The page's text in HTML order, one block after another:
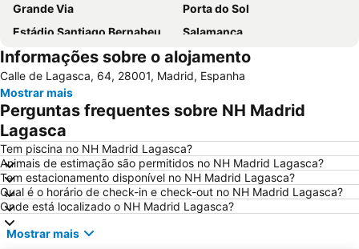
Grande Via
Porta do Sol
Estádio Santiago Bernabeu
Salamanca
Atocha
Estación Sur
Estadio Metropolitano Metro Station
Barajas
Metropolitano Metro Station
Chamartín
Estação de Atocha
De Chueca
Madrid
Madrid Arena
Parque de Atracciones de Madrid
Parque Retiro
Palacio de Vistalegre
Caja Mágica
Museu Nacional do Prado
Chamberí
Informações sobre o alojamento
Calle de Lagasca, 64, 28001, Madrid, Espanha
Mostrar mais
Perguntas frequentes sobre NH Madrid
Lagasca
Tem piscina no NH Madrid Lagasca?
Animais de estimação são permitidos no NH Madrid Lagasca?
Tem estacionamento disponível no NH Madrid Lagasca?
Qual é o horário de check-in e check-out no NH Madrid Lagasca?
Onde está localizado o NH Madrid Lagasca?
Mostrar mais